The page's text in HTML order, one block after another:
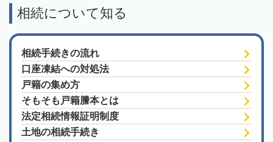
相続について知る
相続手続きの流れ
口座凍結への対処法
戸籍の集め方
そもそも戸籍謄本とは
法定相続情報証明制度
土地の相続手続き